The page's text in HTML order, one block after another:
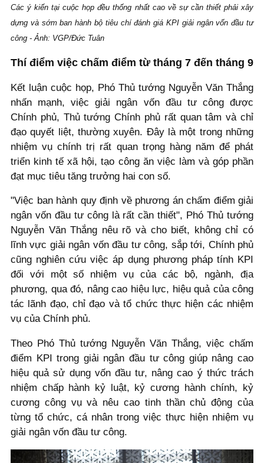
Các ý kiến tại cuộc họp đều thống nhất cao về sự cần thiết phải xây
dựng và sớm ban hành bộ tiêu chí đánh giá KPI giải ngân vốn đầu tư
công - Ảnh: VGP/Đức Tuân
Thí điểm việc chấm điểm từ tháng 7 đến tháng 9
Kết luận cuộc họp, Phó Thủ tướng Nguyễn Văn Thắng
nhấn mạnh, việc giải ngân vốn đầu tư công được
Chính phủ, Thủ tướng Chính phủ rất quan tâm và chỉ
đạo quyết liệt, thường xuyên. Đây là một trong những
nhiệm vụ chính trị rất quan trọng hàng năm để phát
triển kinh tế xã hội, tạo công ăn việc làm và góp phần
đạt mục tiêu tăng trưởng hai con số.
"Việc ban hành quy định về phương án chấm điểm giải
ngân vốn đầu tư công là rất cần thiết", Phó Thủ tướng
Nguyễn Văn Thắng nêu rõ và cho biết, không chỉ có
lĩnh vực giải ngân vốn đầu tư công, sắp tới, Chính phủ
cũng nghiên cứu việc áp dụng phương pháp tính KPI
đối với một số nhiệm vụ của các bộ, ngành, địa
phương, qua đó, nâng cao hiệu lực, hiệu quả của công
tác lãnh đạo, chỉ đạo và tổ chức thực hiện các nhiệm
vụ của Chính phủ.
Theo Phó Thủ tướng Nguyễn Văn Thắng, việc chấm
điểm KPI trong giải ngân đầu tư công giúp nâng cao
hiệu quả sử dụng vốn đầu tư, nâng cao ý thức trách
nhiệm chấp hành kỷ luật, kỷ cương hành chính, kỷ
cương công vụ và nêu cao tinh thần chủ động của
từng tổ chức, cá nhân trong việc thực hiện nhiệm vụ
giải ngân vốn đầu tư công.